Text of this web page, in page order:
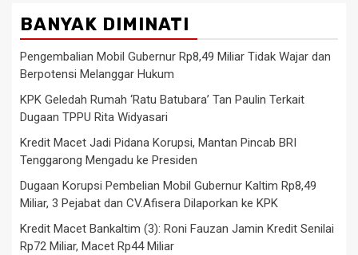
BANYAK DIMINATI
Pengembalian Mobil Gubernur Rp8,49 Miliar Tidak Wajar dan
Berpotensi Melanggar Hukum
KPK Geledah Rumah ‘Ratu Batubara’ Tan Paulin Terkait
Dugaan TPPU Rita Widyasari
Kredit Macet Jadi Pidana Korupsi, Mantan Pincab BRI
Tenggarong Mengadu ke Presiden
Dugaan Korupsi Pembelian Mobil Gubernur Kaltim Rp8,49
Miliar, 3 Pejabat dan CV.Afisera Dilaporkan ke KPK
Kredit Macet Bankaltim (3): Roni Fauzan Jamin Kredit Senilai
Rp72 Miliar, Macet Rp44 Miliar